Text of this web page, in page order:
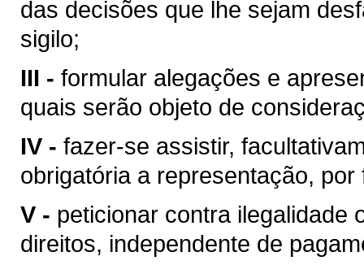
das decisões que lhe sejam
sigilo;
III - formular alegações e
quais serão objeto de
IV - fazer-se assistir,
obrigatória a representação, por
V - peticionar contra ilegalidade
direitos, independente de